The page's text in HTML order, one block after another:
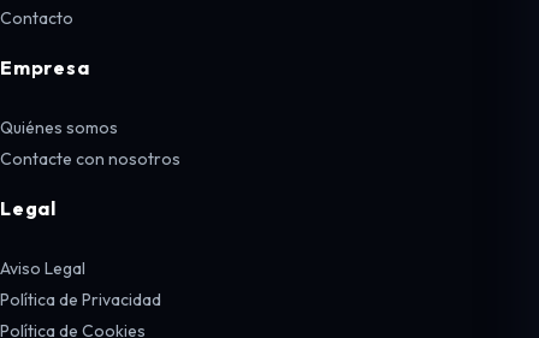
Contacto
Empresa
Quiénes somos
Contacte con nosotros
Legal
Aviso Legal
Política de Privacidad
Política de Cookies